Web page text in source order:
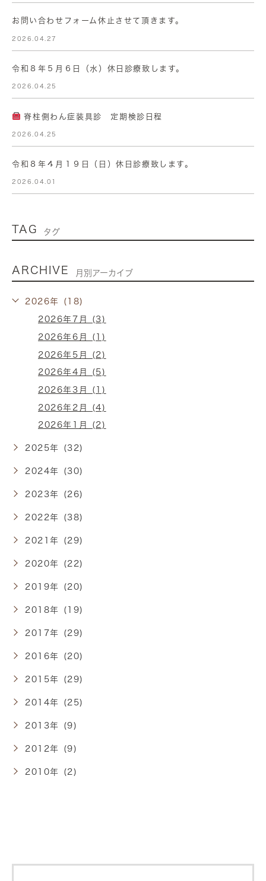
お問い合わせフォーム休止させて頂きます。
2026.04.27
令和８年５月６日（水）休日診療致します。
2026.04.25
脊柱側わん症装具診 定期検診日程
2026.04.25
令和８年４月１９日（日）休日診療致します。
2026.04.01
TAG タグ
ARCHIVE 月別アーカイブ
2026年 (18)
2026年7月 (3)
2026年6月 (1)
2026年5月 (2)
2026年4月 (5)
2026年3月 (1)
2026年2月 (4)
2026年1月 (2)
2025年 (32)
2024年 (30)
2023年 (26)
2022年 (38)
2021年 (29)
2020年 (22)
2019年 (20)
2018年 (19)
2017年 (29)
2016年 (20)
2015年 (29)
2014年 (25)
2013年 (9)
2012年 (9)
2010年 (2)